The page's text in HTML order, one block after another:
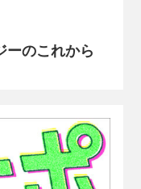
ーのこれから